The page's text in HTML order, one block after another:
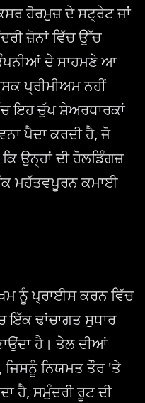
ਹੋਰਮੁਜ਼ ਦੇ ਸਟ੍ਰੇਟ ਜਾਂ
ਜ਼ੋਨਾਂ ਵਿੱਚ ਉੱਚ
ਦੇ ਸਾਹਮਣੇ ਆ
ਪ੍ਰੀਮੀਅਮ ਨਹੀਂ
ਇਹ ਚੁੱਪ ਸ਼ੇਅਰਧਾਰਕਾਂ
ਪੈਦਾ ਕਰਦੀ ਹੈ, ਜੋ
ਉਨ੍ਹਾਂ ਦੀ ਹੋਲਡਿੰਗਜ਼
ਮਹੱਤਵਪੂਰਨ ਕਮਾਈ
ਨੂੰ ਪ੍ਰਾਈਸ ਕਰਨ ਵਿੱਚ
ਇੱਕ ਢਾਂਚਾਗਤ ਸੁਧਾਰ
ਹੈ। ਤੇਲ ਦੀਆਂ
ਜਿਸਨੂੰ ਨਿਯਮਤ ਤੌਰ 'ਤੇ
ਹੈ, ਸਮੁੰਦਰੀ ਰੂਟ ਦੀ